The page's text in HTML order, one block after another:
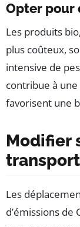
Opter pour
Les produits
plus coûteux,
intensive de
contribue à une
favorisent une
Modifier
transport
Les
d’émissions de